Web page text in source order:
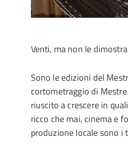
Venti, ma non le
Sono le edizioni del
cortometraggio di
riuscito a crescere in
ricco che mai, cinema e
produzione locale sono